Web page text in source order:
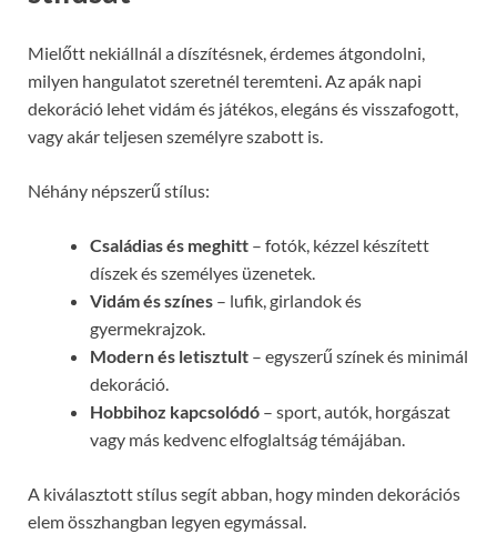
Mielőtt nekiállnál a díszítésnek, érdemes átgondolni,
milyen hangulatot szeretnél teremteni. Az apák napi
dekoráció lehet vidám és játékos, elegáns és visszafogott,
vagy akár teljesen személyre szabott is.
Néhány népszerű stílus:
Családias és meghitt – fotók, kézzel készített
díszek és személyes üzenetek.
Vidám és színes – lufik, girlandok és
gyermekrajzok.
Modern és letisztult – egyszerű színek és minimál
dekoráció.
Hobbihoz kapcsolódó – sport, autók, horgászat
vagy más kedvenc elfoglaltság témájában.
A kiválasztott stílus segít abban, hogy minden dekorációs
elem összhangban legyen egymással.